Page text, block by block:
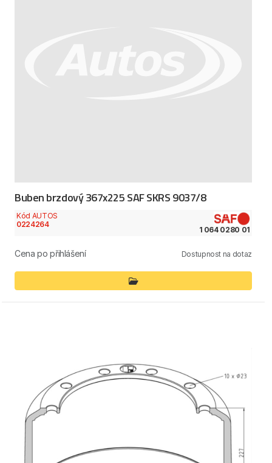
Buben brzdový 367x225 SAF SKRS 9037/8
Kód AUTOS
0224264
1 064 0280 01
Cena po přihlášení Dostupnost na dotaz